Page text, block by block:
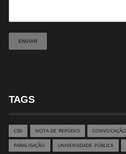
TAGS
CSD NOTA DE REPÚDIO CONVOCAÇÃO
PARALISAÇÃO UNIVERSIDADE PÚBLICA